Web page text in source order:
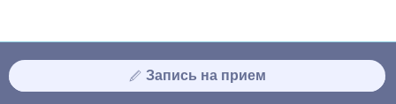
Запись на прием